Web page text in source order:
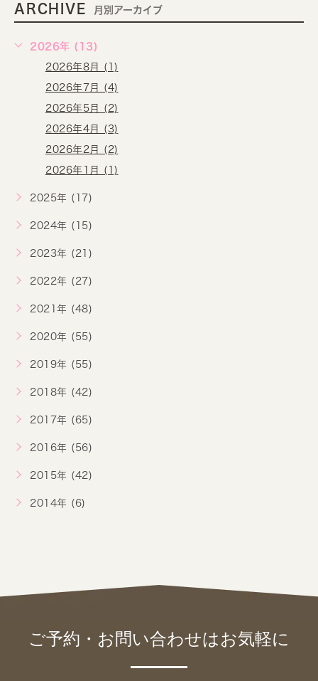
ARCHIVE 月別アーカイブ
2026年 (13)
2026年8月 (1)
2026年7月 (4)
2026年5月 (2)
2026年4月 (3)
2026年2月 (2)
2026年1月 (1)
2025年 (17)
2024年 (15)
2023年 (21)
2022年 (27)
2021年 (48)
2020年 (55)
2019年 (55)
2018年 (42)
2017年 (65)
2016年 (56)
2015年 (42)
2014年 (6)
ご予約・お問い合わせはお気軽に